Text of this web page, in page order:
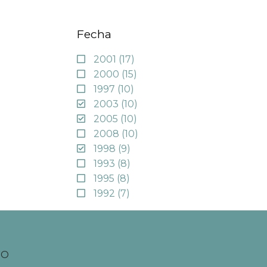
Fecha
2001 (17)
2000 (15)
1997 (10)
2003 (10)
2005 (10)
2008 (10)
1998 (9)
1993 (8)
1995 (8)
1992 (7)